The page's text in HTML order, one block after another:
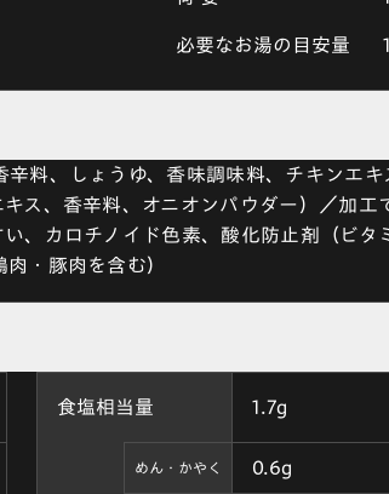
必要なお湯の目安量
料、しょうゆ、香味調味料、チキンエ
ス、香辛料、オニオンパウダー）／加
、カロチノイド色素、酸化防止剤（ビタ
・豚肉を含む）
食塩相当量 1.7g
めん・かやく 0.6g